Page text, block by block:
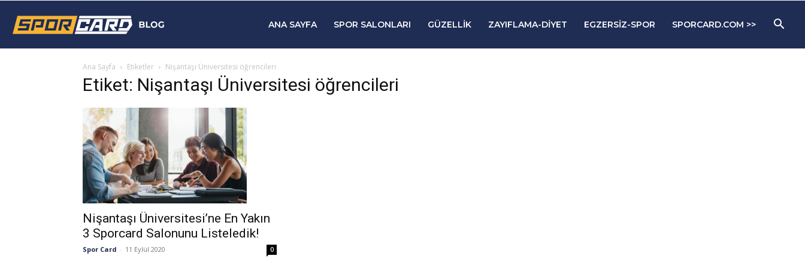
Blog
ANA SAYFA SPOR SALONLARI GÜZELLIK ZAYIFLAMA-DIYET EGZERSIZ-SPOR SPORCARD.COM >>
Ana Sayfa Etiketler Nişantaşı Üniversitesi öğrencileri
Etiket: Nişantaşı Üniversitesi öğrencileri
Nişantaşı Üniversitesi’ne En Yakın
3 Sporcard Salonunu Listeledik!
Spor Card - 11 Eylül 2020 0